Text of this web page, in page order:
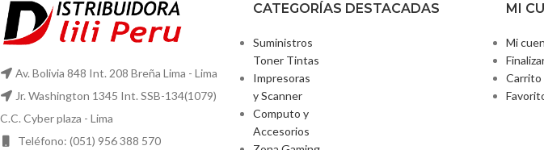
Av. Bolivia 848 Int. 208 Breña Lima - Lima
Jr. Washington 1345 Int. SSB-134(1079)
C.C. Cyber plaza - Lima
Teléfono: (051) 956 388 570
CATEGORÍAS DESTACADAS
Suministros
Toner Tintas
Impresoras
y Scanner
Computo y
Accesorios
MI
Mi
Carrito